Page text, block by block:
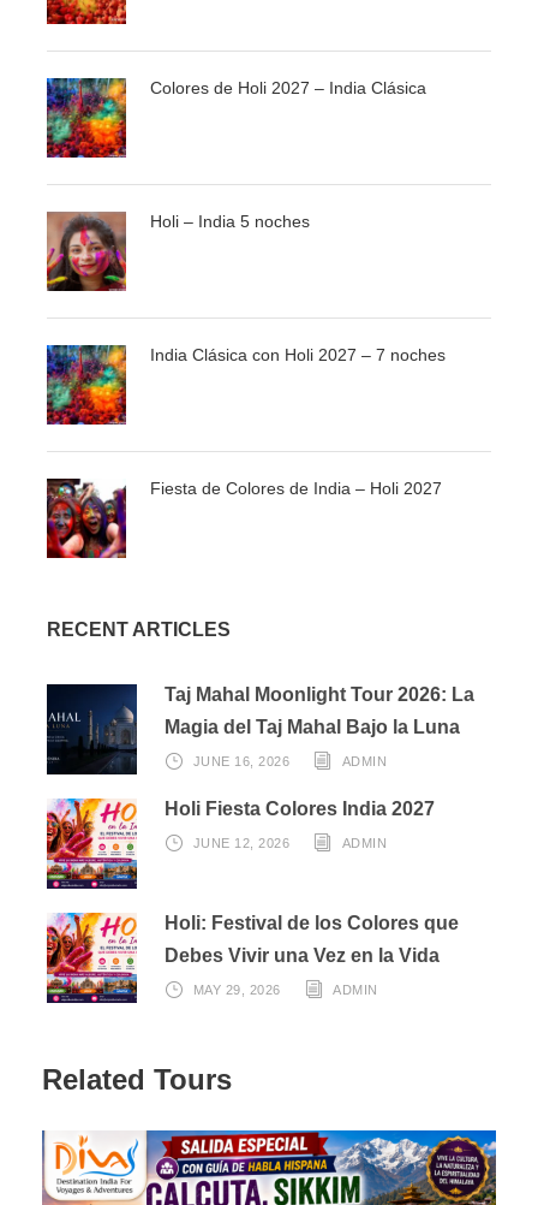
Colores de Holi 2027 – India Clásica
Holi – India 5 noches
India Clásica con Holi 2027 – 7 noches
Fiesta de Colores de India – Holi 2027
RECENT ARTICLES
Taj Mahal Moonlight Tour 2026: La
Magia del Taj Mahal Bajo la Luna
JUNE 16, 2026 ADMIN
Holi Fiesta Colores India 2027
JUNE 12, 2026 ADMIN
Holi: Festival de los Colores que
Debes Vivir una Vez en la Vida
MAY 29, 2026 ADMIN
la capitalidad del Imperio Mogol. Llegada a Agra, check-
DÍA 07 – EN AGRA
que con una perfección arquitectónica insuperable
cautiva a quienes lo contemplan. Visitaremos el fuerte
rojo de Agra, a orillas del río Yamuna, en pleno centro de
la ciudad. Refleja la arquitectura india bajo tres
emperadores Mogoles: Akbar, Jehangir y Shah Jahan.
Dentro del complejo se encuentran algunas interesantes
estructuras, como el Jehangiri Mahal, el Anguri Bagh, el
Khas Mahal y la mezquita Moti Masjid. Cena y
Alojamiento.
DÍA 08 – AGRA – DELHI – EUROPA/AMERICA
Delhi. Les dejaremos en el aeropuerto de Delhi sobre las
Detalles - Información
adicional
entender este país. Delhi es una macro ciudad y tres
bien esta ciudad. También de disfrutar de las
instalaciones de los hoteles, restaurantes, piscina, bares,
gimnasio, etc. Incluye las tres ciudades más turísticas de
Related Tours